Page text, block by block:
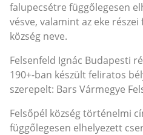
falupecsétre függőlegesen
vésve, valamint az eke
község neve.
Felsenfeld Ignác Budapesti
190+-ban készült feliratos
szerepelt: Bars Vármegye
Felsőpél község történelmi
függőlegesen elhelyezett